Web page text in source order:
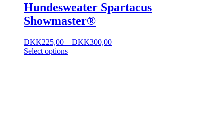
Hundesweater Spartacus
Showmaster®
DKK225,00 – DKK300,00
Select options